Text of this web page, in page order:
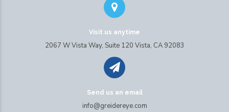
Visit us anytime
2067 W Vista Way, Suite 120 Vista, CA 92083
Send us an email
info@greidereye.com